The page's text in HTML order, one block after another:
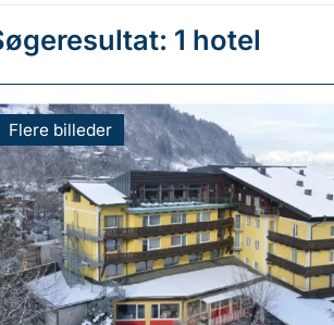
1 hotel
Flere billeder